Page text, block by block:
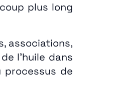
plus long
associations,
l’huile dans
processus de